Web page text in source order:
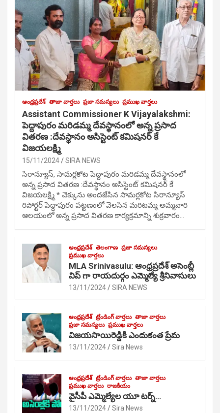
ఆంధ్రప్రదేశ్ తాజా వార్తలు ప్రజా సమస్యలు ప్రముఖ వార్తలు
Assistant Commissioner K Vijayalakshmi:
పెద్దాపురం మరిడమ్మ దేవస్థానంలో అన్న ప్రసాద
వితరణ :దేవస్థానం అసిస్టెంట్ కమిషనర్ కే
విజయలక్ష్మి
15/11/2024 SIRA NEWS
సిరాన్యూస్, సామర్లకోట పెద్దాపురం మరిడమ్మ దేవస్థానంలో
అన్న ప్రసాద వితరణ :దేవస్థానం అసిస్టెంట్ కమిషనర్ కే
విజయలక్ష్మి * చెక్కును అందజేసిన సామర్లకోట సిరాన్యూస్
రిపోర్టర్ పెద్దాపురం పట్టణంలో వెలసిన మరిటమ్మ అమ్మవారి
ఆలయంలో అన్న ప్రసాద వితరణ కార్యక్రమాన్ని శుక్రవారం…
ఆంధ్రప్రదేశ్ తెలంగాణ ప్రజా సమస్యలు
ప్రముఖ వార్తలు
MLA Srinivasulu: ఆంధ్రప్రదేశ్ అసెంబ్లీ
విప్ గా రాయదుర్గం ఎమ్మెల్యే శ్రీనివాసులు
13/11/2024 SIRA NEWS
ఆంధ్రప్రదేశ్ ట్రేండింగ్ వార్తలు తాజా వార్తలు
ప్రజా సమస్యలు ప్రముఖ వార్తలు
విజయసాయిరెడ్డికి ఎందుకంత ప్రేమ
13/11/2024 Sira News
ఆంధ్రప్రదేశ్ ట్రేండింగ్ వార్తలు తాజా వార్తలు
ప్రముఖ వార్తలు రాజకీయం
వైసీపీ ఎమ్మెల్యేల యూ టర్న్…
13/11/2024 Sira News